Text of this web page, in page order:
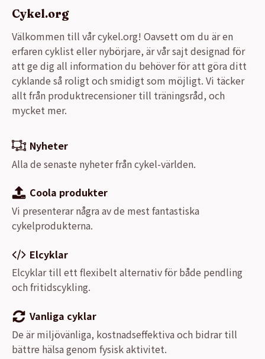
Cykel.org
Välkommen till vår cykel.org! Oavsett om du är en
erfaren cyklist eller nybörjare, är vår sajt designad för
att ge dig all information du behöver för att göra ditt
cyklande så roligt och smidigt som möjligt. Vi täcker
allt från produktrecensioner till träningsråd, och
mycket mer.
Nyheter
Alla de senaste nyheter från cykel-världen.
Coola produkter
Vi presenterar några av de mest fantastiska
cykelprodukterna.
Elcyklar
Elcyklar till ett flexibelt alternativ för både pendling
och fritidscykling.
Vanliga cyklar
De är miljövänliga, kostnadseffektiva och bidrar till
bättre hälsa genom fysisk aktivitet.